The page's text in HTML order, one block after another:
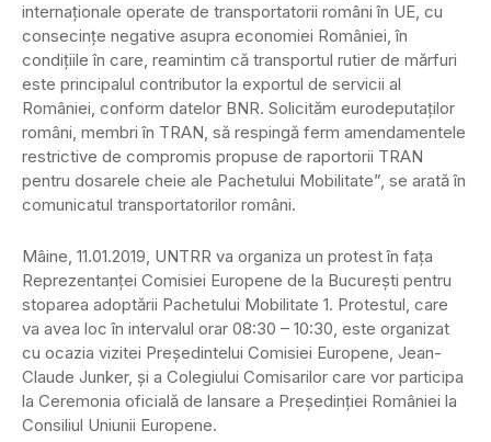
internaționale operate de transportatorii români în UE, cu
consecințe negative asupra economiei României, în
condițiile în care, reamintim că transportul rutier de mărfuri
este principalul contributor la exportul de servicii al
României, conform datelor BNR. Solicităm eurodeputaților
români, membri în TRAN, să respingă ferm amendamentele
restrictive de compromis propuse de raportorii TRAN
pentru dosarele cheie ale Pachetului Mobilitate”, se arată în
comunicatul transportatorilor români.
Mâine, 11.01.2019, UNTRR va organiza un protest în fața
Reprezentanței Comisiei Europene de la București pentru
stoparea adoptării Pachetului Mobilitate 1. Protestul, care
va avea loc în intervalul orar 08:30 – 10:30, este organizat
cu ocazia vizitei Președintelui Comisiei Europene, Jean-
Claude Junker, și a Colegiului Comisarilor care vor participa
la Ceremonia oficială de lansare a Președinției României la
Consiliul Uniunii Europene.